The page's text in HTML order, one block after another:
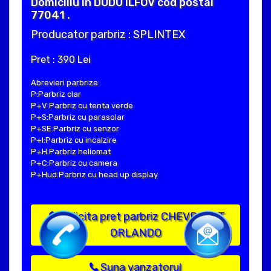
77041 .
Producator parbriz : SPLINTEX
Pret : 390 Lei
Abrevieri parbrize:
P:Parbriz clar
P+V:Parbriz cu tenta verde
P+S:Parbriz cu parasolar
P+SE:Parbriz cu senzor
P+I:Parbriz cu incalzire
P+H:Parbriz heliomat
P+C:Parbriz cu camera
P+Hud:Parbriz cu head up display
Solicita pret parbriz CHEVROLET
ORLANDO
Suna vanzatorul